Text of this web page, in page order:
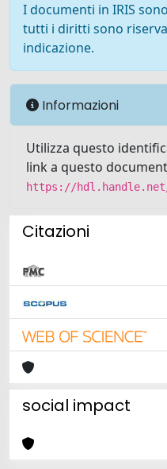
I documenti in IRIS
tutti i diritti sono
indicazione.
Informazioni
Utilizza questo
link a questo
https://hdl.handle.net/
Citazioni
social impact